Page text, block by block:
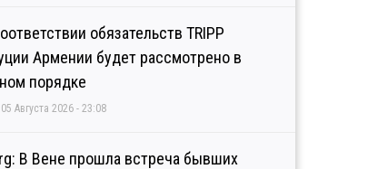
обязательств TRIPP
Армении будет рассмотрено в
порядке
05 Августа 2026 - 23:08
В Вене прошла встреча бывших